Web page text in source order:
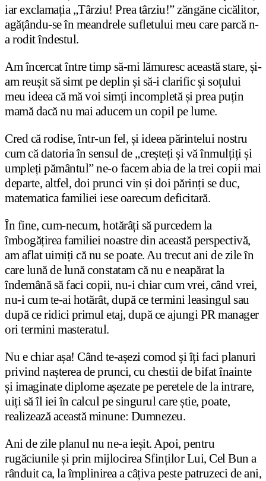
iar exclamația „Târziu! Prea târziu!” zăngăne cicălitor,
agățându-se în meandrele sufletului meu care parcă n-
a rodit îndestul.
Am încercat între timp să-mi lămuresc această stare, și-
am reușit să simt pe deplin și să-i clarific și soțului
meu ideea că mă voi simți incompletă și prea puțin
mamă dacă nu mai aducem un copil pe lume.
Cred că rodise, într-un fel, și ideea părintelui nostru
cum că datoria în sensul de „creșteți și vă înmulțiți și
umpleți pământul” ne-o facem abia de la trei copii mai
departe, altfel, doi prunci vin și doi părinți se duc,
matematica familiei iese oarecum deficitară.
În fine, cum-necum, hotărâți să purcedem la
îmbogățirea familiei noastre din această perspectivă,
am aflat uimiți că nu se poate. Au trecut ani de zile în
care lună de lună constatam că nu e neapărat la
îndemână să faci copii, nu-i chiar cum vrei, când vrei,
nu-i cum te-ai hotărât, după ce termini leasingul sau
după ce ridici primul etaj, după ce ajungi PR manager
ori termini masteratul.
Nu e chiar așa! Când te-așezi comod și îți faci planuri
privind nașterea de prunci, cu chestii de bifat înainte
și imaginate diplome așezate pe peretele de la intrare,
uiți să îl iei în calcul pe singurul care știe, poate,
realizează această minune: Dumnezeu.
Ani de zile planul nu ne-a ieșit. Apoi, pentru
rugăciunile și prin mijlocirea Sfinților Lui, Cel Bun a
rânduit ca, la împlinirea a câțiva peste patruzeci de ani,